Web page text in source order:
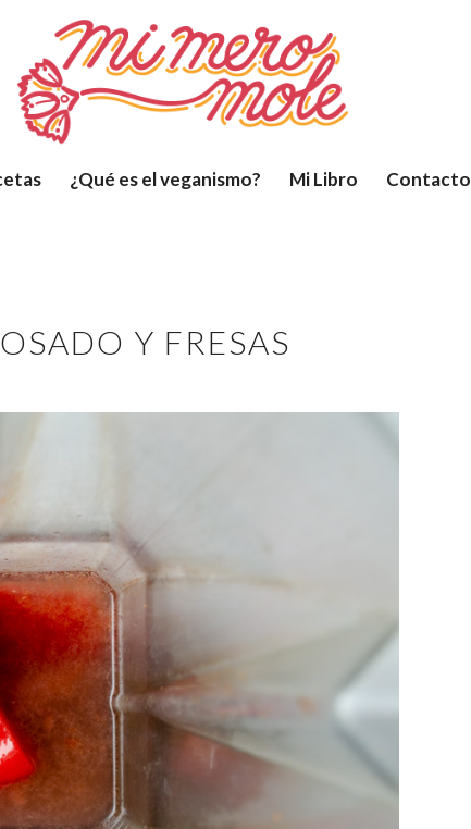
¿Qué es el veganismo? Mi Libro Contacto
Y FRESAS